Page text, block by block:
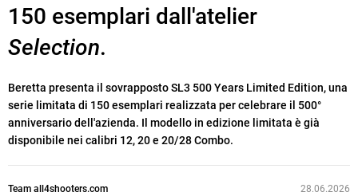
150 esemplari dall'atelier
Selection.
Beretta presenta il sovrapposto SL3 500 Years Limited Edition, una
serie limitata di 150 esemplari realizzata per celebrare il 500°
anniversario dell'azienda. Il modello in edizione limitata è già
disponibile nei calibri 12, 20 e 20/28 Combo.
Team all4shooters.com 28.06.2026